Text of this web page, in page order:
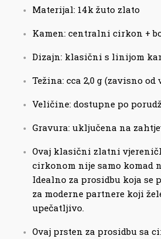
Materijal: 14k žuto zlato
Kamen: centralni cirkon +
Dizajn: klasični s linijom
Težina: cca 2,0 g (zavisno
Veličine: dostupne po
Gravura: uključena na
Ovaj klasični zlatni
cirkonom nije samo komad
Idealno za prosidbu koja se
za moderne partnere koji
upečatljivo.
Ovaj prsten za prosidbu sa